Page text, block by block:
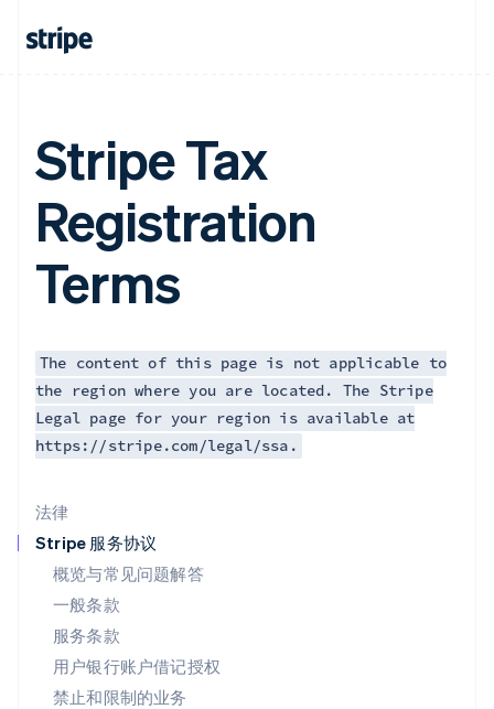
法律
Stripe 服务协议
概览与常见问题解答
一般条款
服务条款
用户银行账户借记授权
禁止和限制的业务
Stripe Tax
Registration
Terms
The content of this page is not applicable to
the region where you are located. The Stripe
Legal page for your region is available at
https://stripe.com/legal/ssa.
捷克
English
立陶宛
列支敦士登
DeutschEnglish
卢森堡
FrançaisDeutschEnglish
罗马尼亚
马尔他
English
马来西亚
English简体中文
美国
Español
挪威
葡萄牙
Português
日本
日本語English
瑞典
SvenskaEnglish